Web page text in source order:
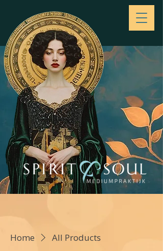
Home All Products